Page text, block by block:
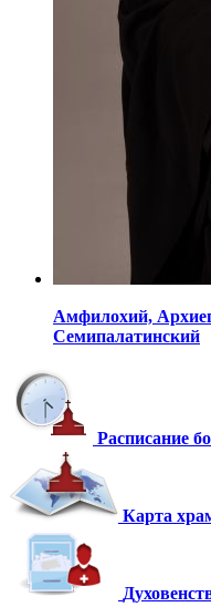
Амфилохий,
Семипалатинский
Расписание
Карта